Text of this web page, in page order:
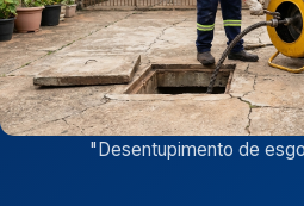
"Desentupimento de